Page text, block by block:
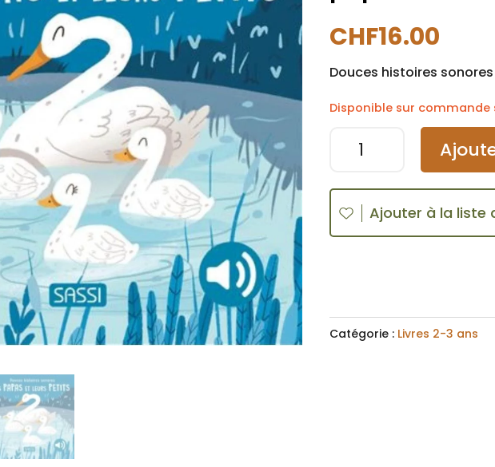
CHF16.00
Douces histoires
Disponible sur commande
histoires
sonores
et
leurs
Ajouter à la liste
i
v
Catégorie : Livres 2-3 ans